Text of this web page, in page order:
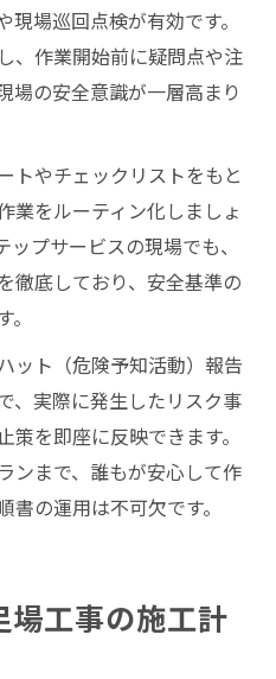
場巡回点検が有効です。
、作業開始前に疑問点や注
場の安全意識が一層高まり
トやチェックリストをもと
業をルーティン化しましょ
プサービスの現場でも、
徹底しており、安全基準の
ット（危険予知活動）報告
、実際に発生したリスク事
を即座に反映できます。
ンまで、誰もが安心して作
の運用は不可欠です。
場工事の施工計